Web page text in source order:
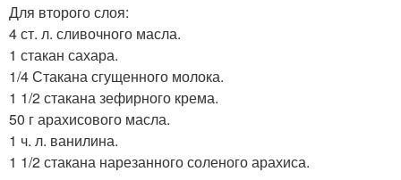
Для второго слоя:
4 ст. л. сливочного масла.
1 стакан сахара.
1/4 Стакана сгущенного молока.
1 1/2 стакана зефирного крема.
50 г арахисового масла.
1 ч. л. ванилина.
1 1/2 стакана нарезанного соленого арахиса.